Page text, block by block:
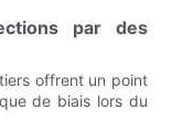
par des
offrent un point
de biais lors du